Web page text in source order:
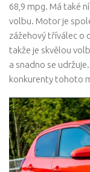
68,9 mpg. Má také
volbu. Motor je
zážehový tříválec o
takže je skvělou
a snadno se udržuje.
konkurenty tohoto